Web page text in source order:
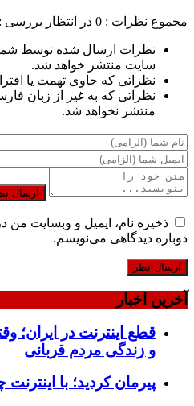
مجموع نظرات : 0 در انتظار بررسی : 0
نظرات ارسال شده توسط
سایت منتشر خواهد شد.
نظراتی که حاوی تهمت یا
نظراتی که به غیر از زبان
منتشر نخواهد شد.
ارسال
ذخیره نام، ایمیل و وبسایت من
دوباره دیدگاهی می‌نویسم.
آخرین اخبار
قطع اینترنت در ایران؛
و زندگی مردم قربانی
پیرمان کردید؛ با